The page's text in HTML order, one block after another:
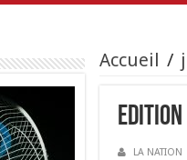
Accueil /
LA NATION